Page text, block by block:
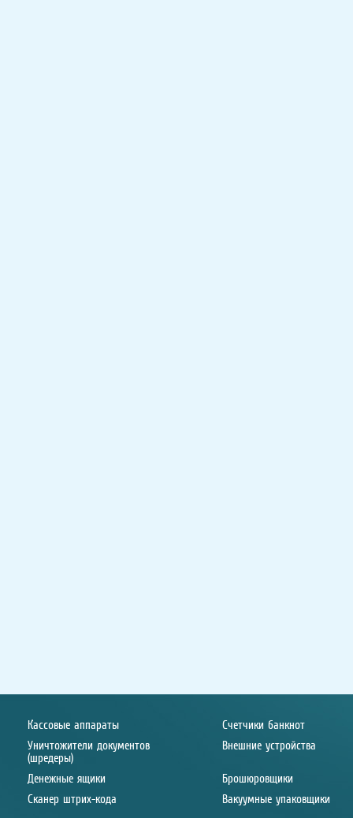
Кассовые аппараты
Счетчики банкнот
Уничтожители документов
(шредеры)
Внешние устройства
Денежные ящики
Брошюровщики
Сканер штрих-кода
Вакуумные упаковщики